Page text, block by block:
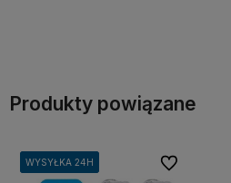
Produkty powiązane
WYSYŁKA 24H
WYSYŁKA 24H
WYSYŁKA 24H
WYSYŁKA 24H Do ulubionych